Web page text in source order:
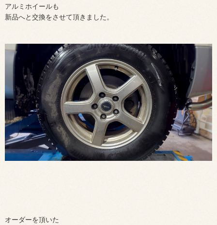
アルミホイールも
新品へと交換をさせて頂きました。
オーダーを頂いた